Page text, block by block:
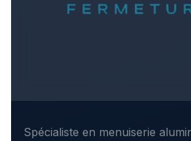
Spécialiste en menuiserie